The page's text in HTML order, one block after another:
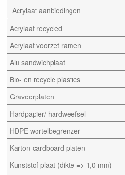
Acrylaat aanbiedingen
Acrylaat recycled
Acrylaat voorzet ramen
Alu sandwichplaat
Bio- en recycle plastics
Graveerplaten
Hardpapier/ hardweefsel
HDPE wortelbegrenzer
Karton-cardboard platen
Kunststof plaat (dikte => 1,0 mm)